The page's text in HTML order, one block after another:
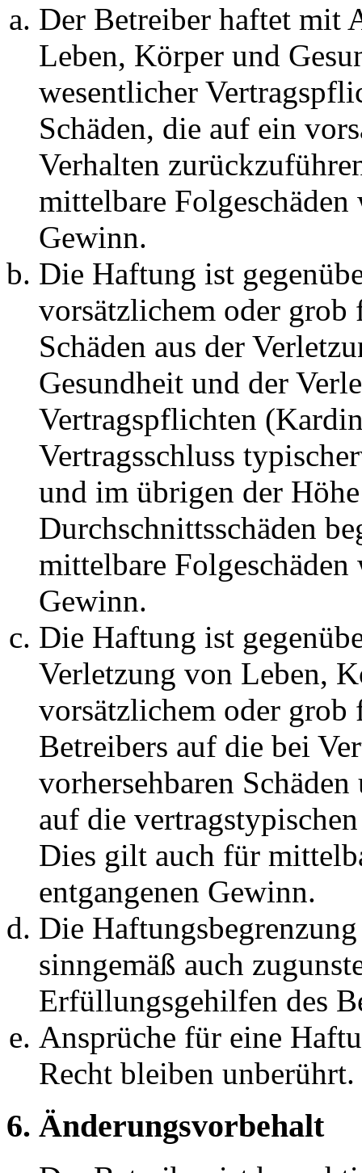
Der Betreiber haftet mit
Leben, Körper und
wesentlicher
Schäden, die auf ein
Verhalten
mittelbare Folgeschäden
Gewinn.
Die Haftung ist
vorsätzlichem oder grob
Schäden aus der
Gesundheit und der
Vertragspflichten
Vertragsschluss
und im übrigen der
Durchschnittsschäden
mittelbare Folgeschäden
Gewinn.
Die Haftung ist
Verletzung von Leben,
vorsätzlichem oder grob
Betreibers auf die bei
vorhersehbaren
auf die
Dies gilt auch für
entgangenen Gewinn.
Die
sinngemäß auch
Erfüllungsgehilfen des
Ansprüche für eine
Recht bleiben unberührt.
6. Änderungsvorbehalt